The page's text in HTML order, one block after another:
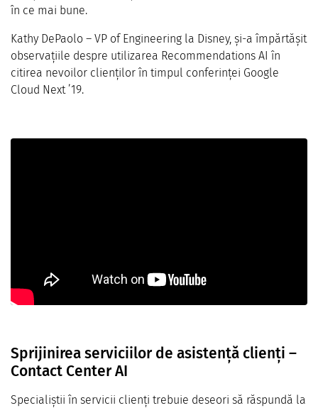
în ce mai bune.
Kathy DePaolo – VP of Engineering la Disney, și-a împărtășit
observațiile despre utilizarea Recommendations AI în
citirea nevoilor clienților în timpul conferinței Google
Cloud Next ’19.
Sprijinirea serviciilor de asistență clienți –
Contact Center AI
Specialiștii în servicii clienți trebuie deseori să răspundă la